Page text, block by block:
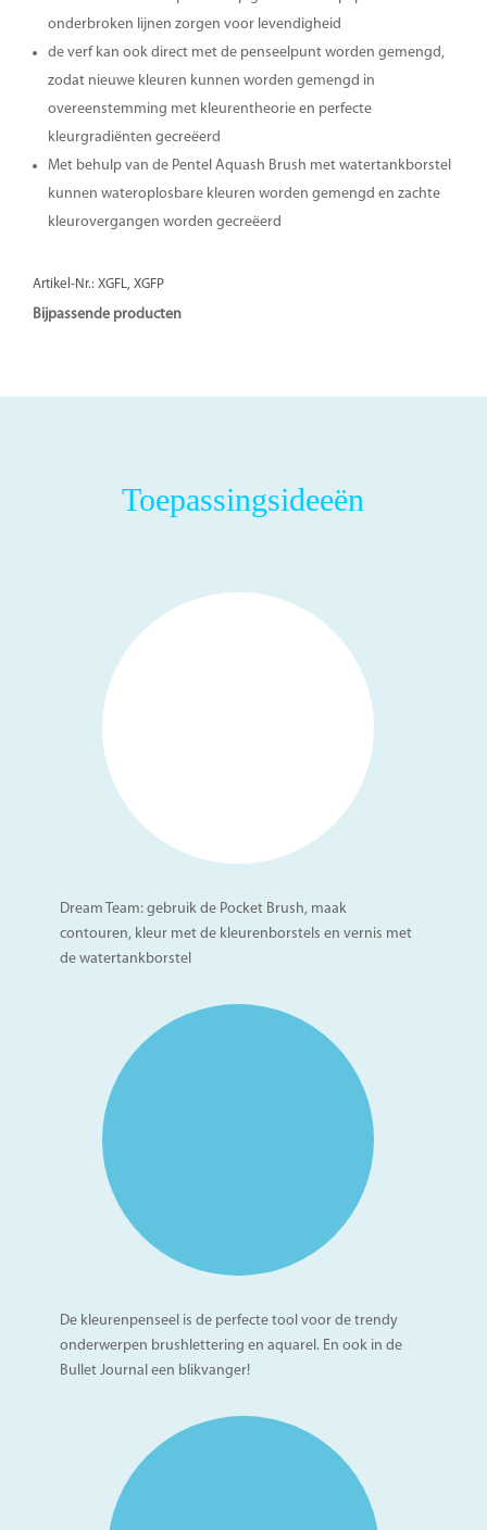
onderbroken lijnen zorgen voor levendigheid
de verf kan ook direct met de penseelpunt worden gemengd,
zodat nieuwe kleuren kunnen worden gemengd in
overeenstemming met kleurentheorie en perfecte
kleurgradiënten gecreëerd
Met behulp van de Pentel Aquash Brush met watertankborstel
kunnen wateroplosbare kleuren worden gemengd en zachte
kleurovergangen worden gecreëerd
Artikel-Nr.: XGFL, XGFP
Bijpassende producten
Toepassingsideeën
Dream Team: gebruik de Pocket Brush, maak
contouren, kleur met de kleurenborstels en vernis met
de watertankborstel
De kleurenpenseel is de perfecte tool voor de trendy
onderwerpen brushlettering en aquarel. En ook in de
Bullet Journal een blikvanger!